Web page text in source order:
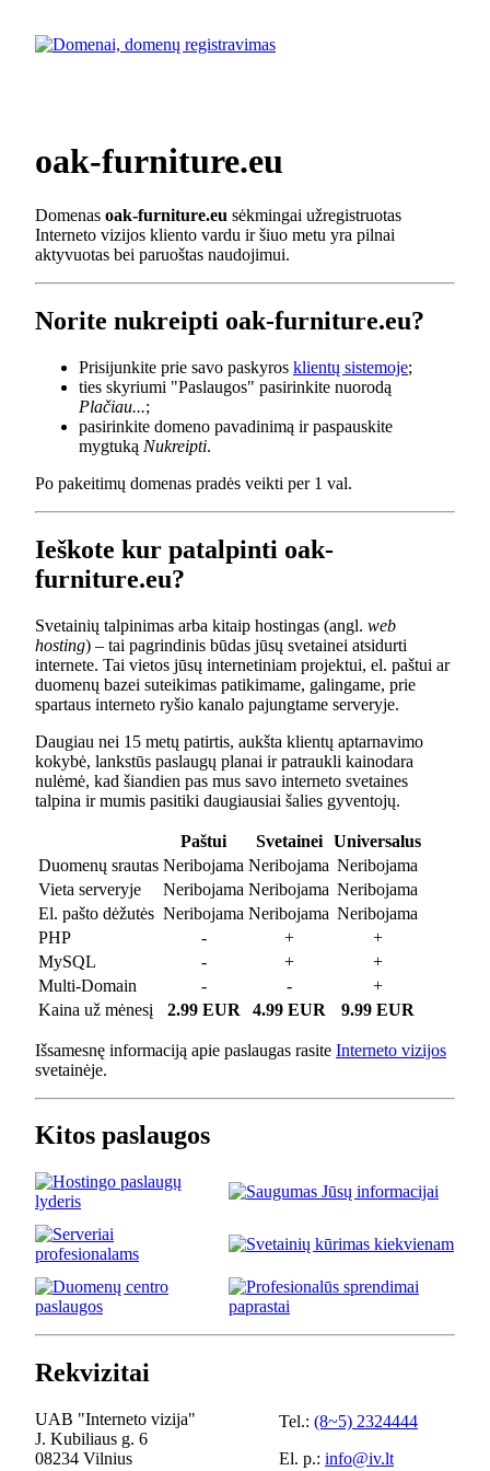
oak-furniture.eu
Domenas oak-furniture.eu sėkmingai užregistruotas
Interneto vizijos kliento vardu ir šiuo metu yra pilnai
aktyvuotas bei paruoštas naudojimui.
Norite nukreipti oak-furniture.eu?
Prisijunkite prie savo paskyros klientų sistemoje;
ties skyriumi "Paslaugos" pasirinkite nuorodą
Plačiau...;
pasirinkite domeno pavadinimą ir paspauskite
mygtuką Nukreipti.
Po pakeitimų domenas pradės veikti per 1 val.
Ieškote kur patalpinti oak-
furniture.eu?
Svetainių talpinimas arba kitaip hostingas (angl. web
hosting) – tai pagrindinis būdas jūsų svetainei atsidurti
internete. Tai vietos jūsų internetiniam projektui, el. paštui ar
duomenų bazei suteikimas patikimame, galingame, prie
spartaus interneto ryšio kanalo pajungtame serveryje.
Daugiau nei 15 metų patirtis, aukšta klientų aptarnavimo
kokybė, lankstūs paslaugų planai ir patraukli kainodara
nulėmė, kad šiandien pas mus savo interneto svetaines
talpina ir mumis pasitiki daugiausiai šalies gyventojų.
Paštui Svetainei
Universalus
Duomenų srautas Neribojama Neribojama Neribojama
Vieta serveryje
Neribojama Neribojama Neribojama
El. pašto dėžutės Neribojama Neribojama Neribojama
PHP
- +
+
MySQL
- +
+
Multi-Domain
- -
+
Kaina už mėnesį
2.99 EUR 4.99 EUR 9.99 EUR
Išsamesnę informaciją apie paslaugas rasite Interneto vizijos
svetainėje.
Kitos paslaugos
Rekvizitai
UAB "Interneto vizija"
J. Kubiliaus g. 6
08234 Vilnius
Tel.: (8~5) 2324444
El. p.: info@iv.lt